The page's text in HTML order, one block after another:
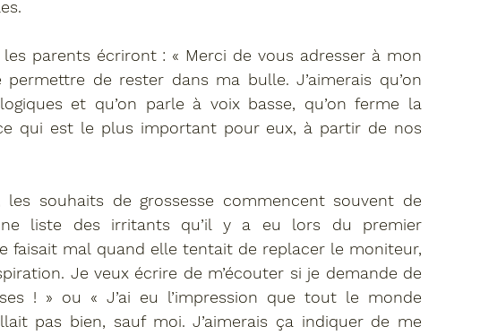
parents écriront : « Merci de vous adresser à mon
de rester dans ma bulle. J’aimerais qu’on
et qu’on parle à voix basse, qu’on ferme la
qui est le plus important pour eux, à partir de nos
les souhaits de grossesse commencent souvent de
liste des irritants qu’il y a eu lors du premier
faisait mal quand elle tentait de replacer le moniteur,
Je veux écrire de m’écouter si je demande de
! » ou « J’ai eu l’impression que tout le monde
pas bien, sauf moi. J’aimerais ça indiquer de me